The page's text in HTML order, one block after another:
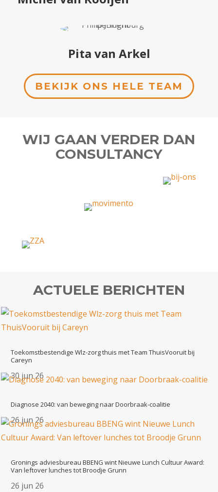
Pita van Arkel
BEKIJK ONS HELE TEAM
WIJ GAAN VERDER DAN
CONSULTANCY
ACTUELE BERICHTEN
Toekomstbestendige Wlz-zorg thuis met Team ThuisVooruit bij
Careyn
30 jun 26
Diagnose 2040: van beweging naar Doorbraak-coalitie
26 jun 26
Gronings adviesbureau BBENG wint Nieuwe Lunch Cultuur Award:
Van leftover lunches tot Broodje Grunn
26 jun 26